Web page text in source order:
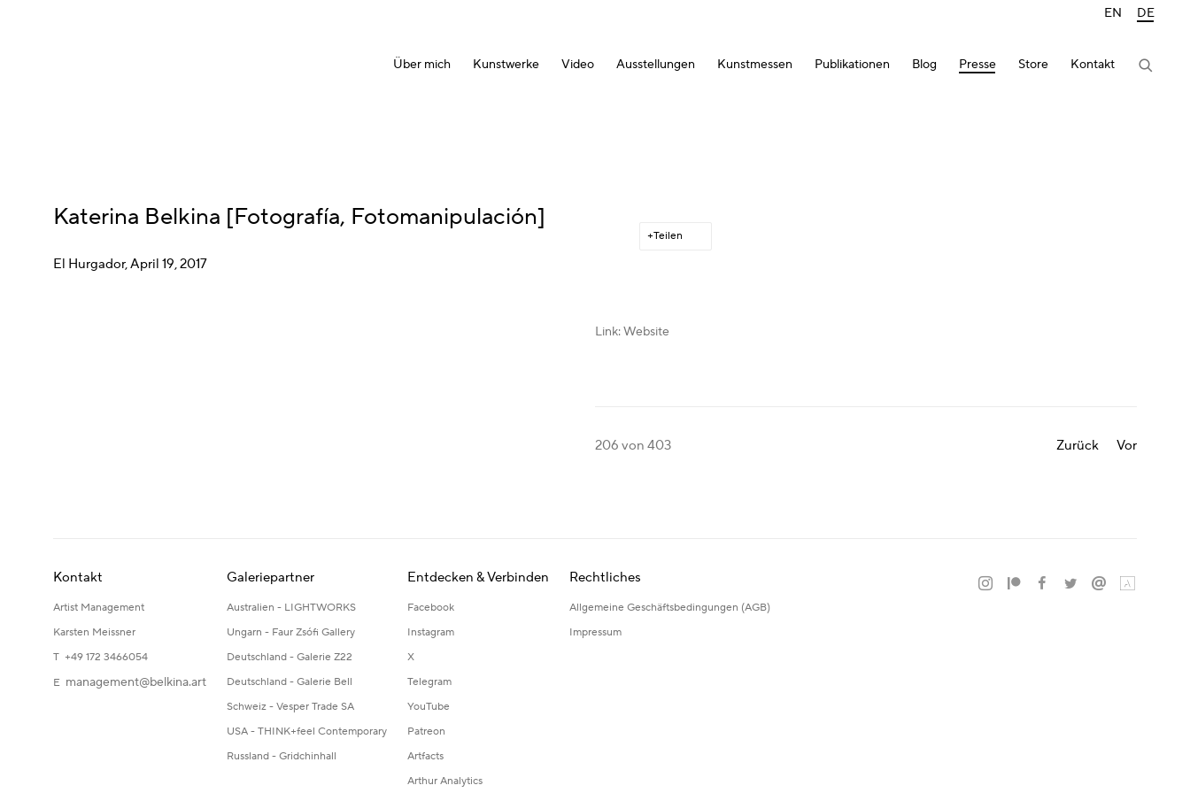
Über mich Kunstwerke Video Ausstellungen Kunstmessen Publikationen Blog Presse Store Kontakt
EN DE
Katerina Belkina [Fotografía, Fotomanipulación]
El Hurgador, April 19, 2017
Teilen
Link: Website
Zurück Vor
206 von 403
Kontakt
Artist Management
Karsten Meissner
T +49 172 3466054
E management@belkina.art
Galeriepartner
Australien - LIGHTWORKS
Ungarn - Faur Zsófi Gallery
Deutschland - Galerie Z22
Deutschland - Galerie Bell
Schweiz - Vesper Trade SA
USA - THINK+feel Contemporary
Russland - Gridchinhall
Entdecken & Verbinden
Facebook
Instagram
X
Telegram
YouTube
Patreon
Artfacts
Arthur Analytics
Rechtliches
Allgemeine Geschäftsbedingungen (AGB)
Impressum